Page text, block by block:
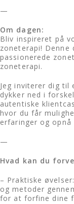
—
Om dagen:
Bliv inspireret på
zoneterapi!
passionerede
zoneterapi.
Jeg inviterer dig til
dykker ned i
autentiske
hvor du får
erfaringer og opnå
—
Hvad kan du
– Praktiske
og metoder
for at forfine dine